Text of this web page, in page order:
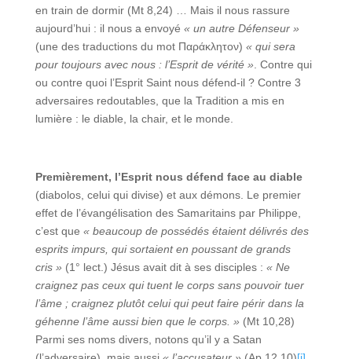
en train de dormir (Mt 8,24) … Mais il nous rassure
aujourd’hui : il nous a envoyé « un autre Défenseur »
(une des traductions du mot Παράκλητον) « qui sera
pour toujours avec nous : l’Esprit de vérité » . Contre qui
ou contre quoi l’Esprit Saint nous défend-il ? Contre 3
adversaires redoutables, que la Tradition a mis en
lumière : le diable, la chair, et le monde.
Premièrement, l’Esprit nous défend face au diable
(diabolos, celui qui divise) et aux démons. Le premier
effet de l’évangélisation des Samaritains par Philippe,
c’est que « beaucoup de possédés étaient délivrés des
esprits impurs, qui sortaient en poussant de grands
cris » (1° lect.) Jésus avait dit à ses disciples : « Ne
craignez pas ceux qui tuent le corps sans pouvoir tuer
l’âme ; craignez plutôt celui qui peut faire périr dans la
géhenne l’âme aussi bien que le corps. » (Mt 10,28)
Parmi ses noms divers, notons qu’il y a Satan